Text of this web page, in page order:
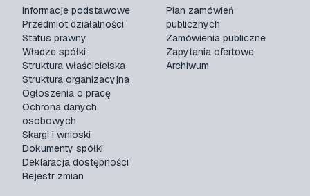
Informacje podstawowe
Przedmiot działalności
Status prawny
Władze spółki
Struktura właścicielska
Struktura organizacyjna
Ogłoszenia o pracę
Ochrona danych
osobowych
Skargi i wnioski
Dokumenty spółki
Deklaracja dostępności
Rejestr zmian
Plan zamówień
publicznych
Zamówienia publiczne
Zapytania ofertowe
Archiwum